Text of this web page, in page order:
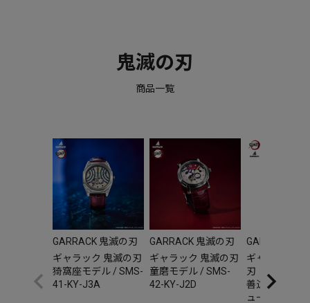
鬼滅の刃
商品一覧
GARRACK 鬼滅の刃
ギャラック 鬼滅の刃
猗窩座モデル / SMS-
41-KY-J3A
GARRACK 鬼滅の刃
ギャラック 鬼滅の刃
童磨モデル / SMS-
42-KY-J2D
GARRACK 鬼
ギャラック 鬼
刃 S-
善逸モデル 弐
ューアル)/